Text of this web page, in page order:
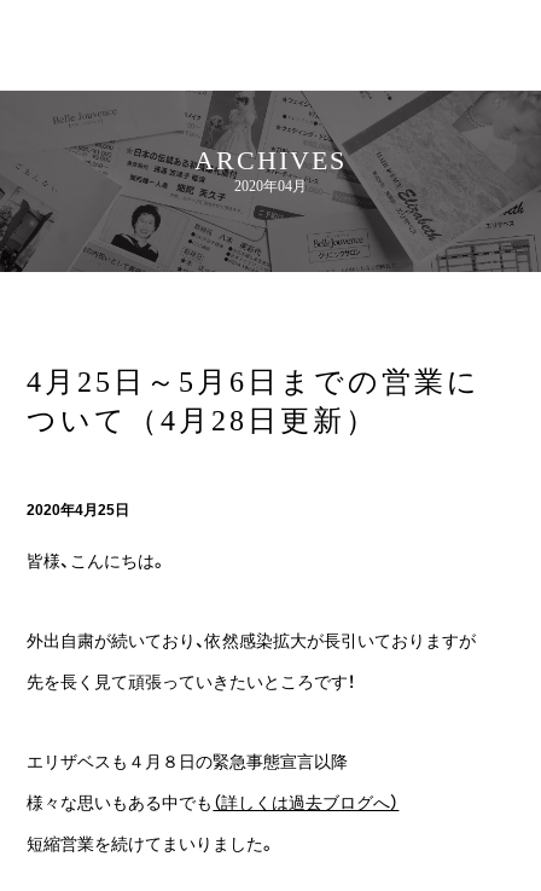
ARCHIVES
2020年04月
4月25日～5月6日までの営業に
ついて（4月28日更新）
2020年4月25日
皆様、こんにちは。
外出自粛が続いており、依然感染拡大が長引いておりますが
先を長く見て頑張っていきたいところです！
エリザベスも４月８日の緊急事態宣言以降
様々な思いもある中でも （詳しくは過去ブログへ）
短縮営業を続けてまいりました。